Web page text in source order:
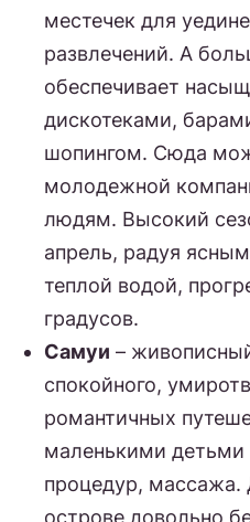
местечек для
развлечений. А
обеспечивает
дискотеками,
шопингом. Сюда
молодежной
людям. Высокий
апрель, радуя
теплой водой,
градусов.
Самуи –
спокойного,
романтичных
маленькими детьми
процедур, массажа.
острове довольно